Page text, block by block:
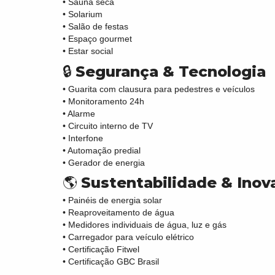
• Solarium
• Salão de festas
• Espaço gourmet
• Estar social
🔒 Segurança & Tecnologia
• Guarita com clausura para pedestres e veículos
• Monitoramento 24h
• Alarme
• Circuito interno de TV
• Interfone
• Automação predial
• Gerador de energia
🌎 Sustentabilidade &
• Painéis de energia solar
• Reaproveitamento de água
• Medidores individuais de água, luz e gás
• Carregador para veículo elétrico
• Certificação Fitwel
• Certificação GBC Brasil